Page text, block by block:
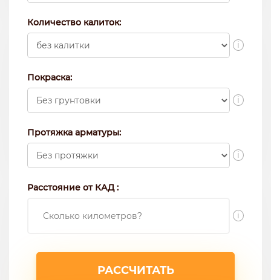
Количество калиток:
i
Покраска:
i
Протяжка арматуры:
i
Расстояние от КАД :
i